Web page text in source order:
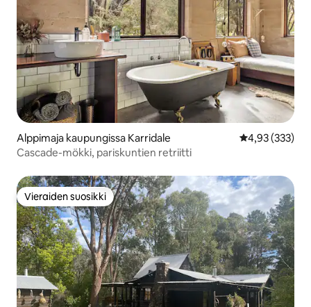
Alppimaja kaupungissa Karridale
4,93 (333)
Cascade-mökki, pariskuntien retriitti
Vieraiden suosikki
Vieraiden suosikki